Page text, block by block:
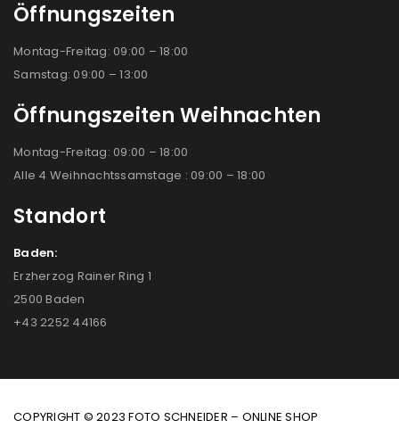
Öffnungszeiten
Montag-Freitag: 09:00 – 18:00
Samstag: 09:00 – 13:00
Öffnungszeiten Weihnachten
Montag-Freitag: 09:00 – 18:00
Alle 4 Weihnachtssamstage : 09:00 – 18:00
Standort
Baden:
Erzherzog Rainer Ring 1
2500 Baden
+43 2252 44166
COPYRIGHT © 2023 FOTO SCHNEIDER – ONLINE SHOP